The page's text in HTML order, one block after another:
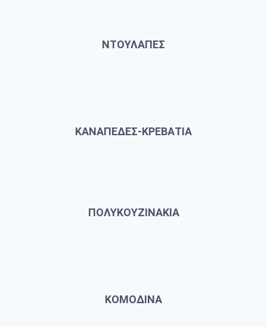
ΝΤΟΥΛΑΠΕΣ
ΚΑΝΑΠΕΔΕΣ-ΚΡΕΒΑΤΙΑ
ΠΟΛΥΚΟΥΖΙΝΑΚΙΑ
ΚΟΜΟΔΙΝΑ